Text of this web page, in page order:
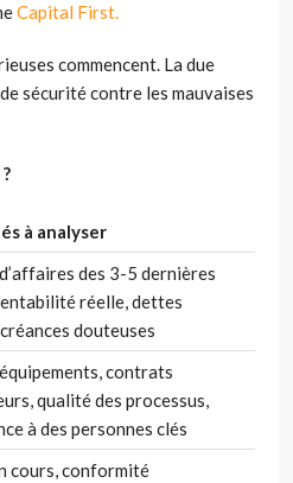
Capital First.
commencent. La due
sécurité contre les mauvaises
à analyser
des 3-5 dernières
réelle, dettes
douteuses
contrats
qualité des processus,
à des personnes clés
cours, conformité